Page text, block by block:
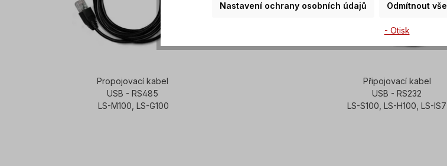
Propojovací kabel
USB - RS485
LS-M100, LS-G100
Připojovací kabel
USB - RS232
LS-S100, LS-H100, LS-IS7
Nastavení ochrany osobních údajů Odmítnout vše
- Otisk